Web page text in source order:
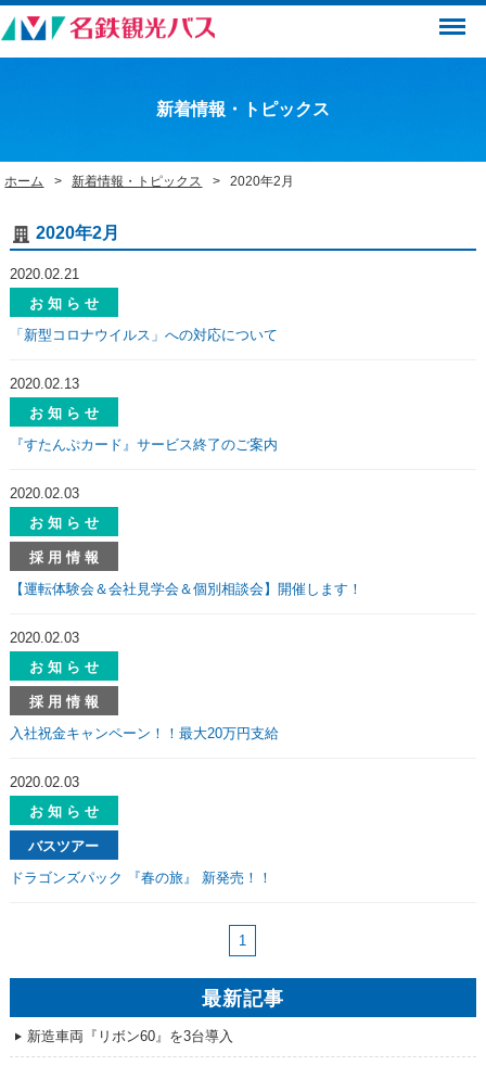
Menu
新着情報・トピックス
ホーム 新着情報・トピックス 2020年2月
2020年2月
2020.02.21
お 知 ら せ
「新型コロナウイルス」への対応について
2020.02.13
お 知 ら せ
『すたんぷカード』サービス終了のご案内
2020.02.03
お 知 ら せ
採 用 情 報
【運転体験会＆会社見学会＆個別相談会】開催します！
2020.02.03
お 知 ら せ
採 用 情 報
入社祝金キャンペーン！！最大20万円支給
2020.02.03
お 知 ら せ
バスツアー
ドラゴンズパック 『春の旅』 新発売！！
1
最新記事
新造車両『リボン60』を3台導入